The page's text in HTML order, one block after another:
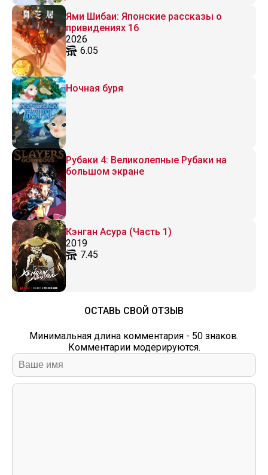
Ями Шибаи: Японские рассказы о
привидениях 16
2026
6.05
Ночная буря
Рубаки 4: Великолепные Рубаки на
большом экране
Кэнган Асура (Часть 1)
2019
7.45
ОСТАВЬ СВОЙ ОТЗЫВ
Минимальная длина комментария - 50 знаков.
Комментарии модерируются.